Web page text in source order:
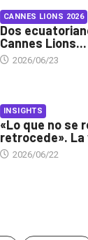
CANNES LIONS 2026
Dos
Cannes Lions...
2026/06/23
INSIGHTS
«Lo que no se
retrocede». La
2026/06/22